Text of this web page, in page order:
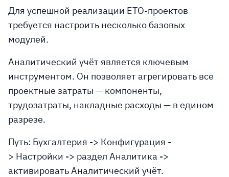
Для успешной реализации ETO-проектов
требуется настроить несколько базовых
модулей.
Аналитический учёт является ключевым
инструментом. Он позволяет агрегировать все
проектные затраты — компоненты,
трудозатраты, накладные расходы — в едином
разрезе.
Путь: Бухгалтерия -> Конфигурация -
> Настройки -> раздел Аналитика ->
активировать Аналитический учёт.